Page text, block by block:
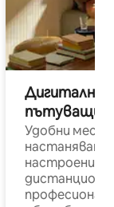
Дигитални
пътуващи
Удобни
настаняване
настроени и